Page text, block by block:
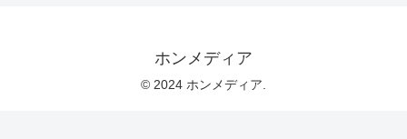
ホンメディア
© 2024 ホンメディア.